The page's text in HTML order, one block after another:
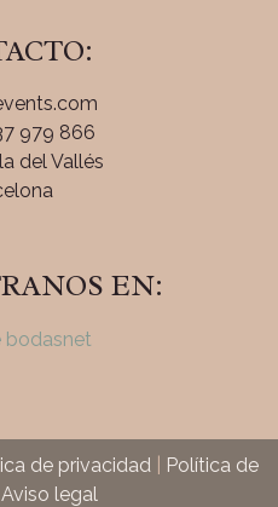
979 866
del Vallés
EN:
de privacidad
Política de
Aviso legal